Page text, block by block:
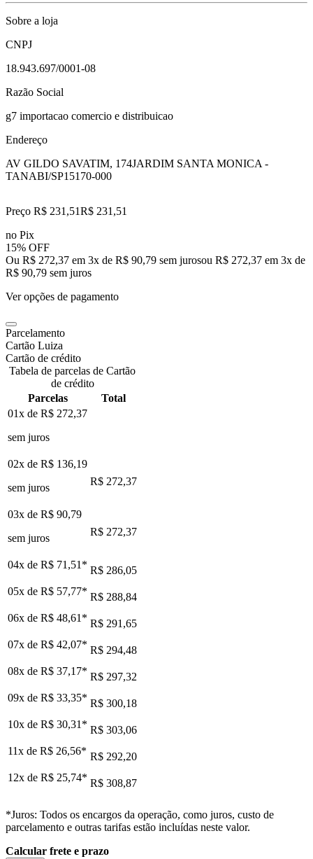
Sobre a loja
CNPJ
18.943.697/0001-08
Razão Social
g7 importacao comercio e distribuicao
Endereço
AV GILDO SAVATIM, 174JARDIM SANTA MONICA -
TANABI/SP15170-000
Preço R$ 231,51R$ 231 ,51
no Pix
15% OFF
Ou R$ 272,37 em 3x de R$ 90,79 sem jurosou R$ 272,37 em 3x de
R$ 90,79 sem juros
Ver opções de pagamento
Parcelamento
Cartão Luiza
Cartão de crédito
Tabela de parcelas de Cartão
de crédito
Parcelas
Total
01x de R$ 272,37
sem juros
02x de R$ 136,19
sem juros
R$ 272,37
03x de R$ 90,79
sem juros
R$ 272,37
04x de R$ 71,51 * R$ 286,05
05x de R$ 57,77* R$ 288,84
06x de R$ 48,61 * R$ 291,65
07x de R$ 42,07* R$ 294,48
08x de R$ 37,17* R$ 297,32
09x de R$ 33,35* R$ 300,18
10x de R$ 30,31 * R$ 303,06
11x de R$ 26,56* R$ 292,20
12x de R$ 25,74* R$ 308,87
*Juros: Todos os encargos da operação, como juros, custo de
parcelamento e outras tarifas estão incluídas neste valor.
Calcular frete e prazo